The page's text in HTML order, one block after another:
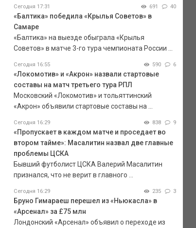
Сегодня 17:31 691 40
«Балтика» победила «Крылья Советов» в
Самаре
«Балтика» на выезде обыграла «Крылья
Советов» в матче 3-го тура чемпионата России ...
Сегодня 16:55 590 6
«Локомотив» и «Акрон» назвали стартовые
составы на матч третьего тура РПЛ
Московский «Локомотив» и тольяттинский
«Акрон» объявили стартовые составы на ...
Сегодня 16:29 838 9
«Пропускает в каждом матче и проседает во
втором тайме»: Масалитин назвал две главные
проблемы ЦСКА
Бывший футболист ЦСКА Валерий Масалитин
признался, что не верит в главного ...
Сегодня 16:29 235 3
Бруно Гимараеш перешел из «Ньюкасла» в
«Арсенал» за £75 млн
Лондонский «Арсенал» объявил о переходе из